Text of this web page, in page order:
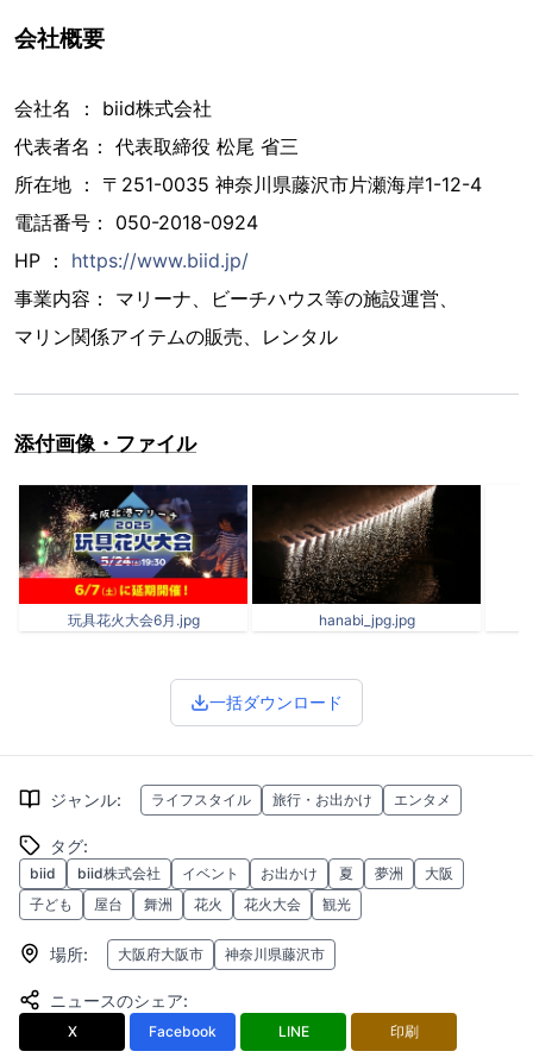
会社概要
会社名 ： biid株式会社
代表者名： 代表取締役 松尾 省三
所在地 ： 〒251-0035 神奈川県藤沢市片瀬海岸1-12-4
電話番号： 050-2018-0924
HP ： https://www.biid.jp/
事業内容： マリーナ、ビーチハウス等の施設運営、
マリン関係アイテムの販売、レンタル
添付画像・ファイル
玩具花火大会6月.jpg hanabi_jpg.jpg
一括ダウンロード
ジャンル: ライフスタイル 旅行・お出かけ エンタメ
タグ:
biid biid株式会社 イベント お出かけ 夏 夢洲
大阪
子ども
屋台 舞洲 花火 花火大会 観光
場所: 大阪府大阪市 神奈川県藤沢市
ニュースのシェア:
X Facebook LINE 印刷